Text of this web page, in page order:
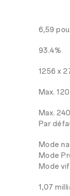
6,59
93.4%
1256 x
Max.
Max.
Par
Mode
Mode
Mode
1,07